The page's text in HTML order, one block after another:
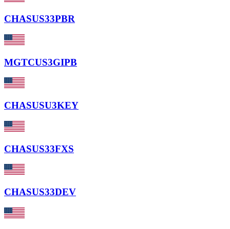
CHASUS33PBR
MGTCUS3GIPB
CHASUSU3KEY
CHASUS33FXS
CHASUS33DEV